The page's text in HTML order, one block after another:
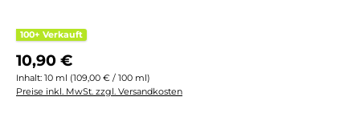
100+ Verkauft
Regulärer Preis:
10,90 €
Inhalt: 10 ml (109,00 € / 100 ml)
Preise inkl. MwSt. zzgl. Versandkosten